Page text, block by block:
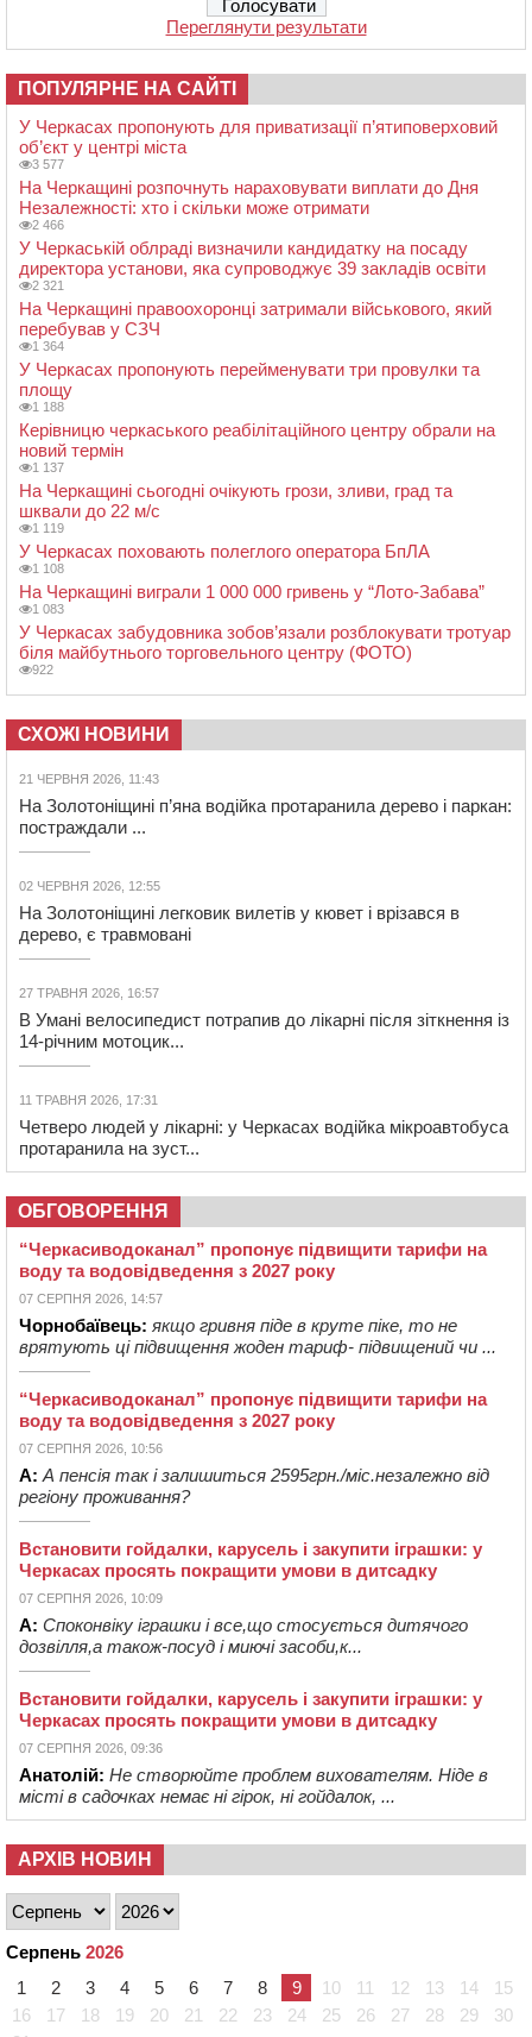
Переглянути результати
ПОПУЛЯРНЕ НА САЙТІ
У Черкасах пропонують для приватизації п’ятиповерховий
об’єкт у центрі міста
3 577
На Черкащині розпочнуть нараховувати виплати до Дня
Незалежності: хто і скільки може отримати
2 466
У Черкаській облраді визначили кандидатку на посаду
директора установи, яка супроводжує 39 закладів освіти
2 321
На Черкащині правоохоронці затримали військового, який
перебував у СЗЧ
1 364
У Черкасах пропонують перейменувати три провулки та
площу
1 188
Керівницю черкаського реабілітаційного центру обрали на
новий термін
1 137
На Черкащині сьогодні очікують грози, зливи, град та
шквали до 22 м/с
1 119
У Черкасах поховають полеглого оператора БпЛА
1 108
На Черкащині виграли 1 000 000 гривень у “Лото-Забава”
1 083
У Черкасах забудовника зобов’язали розблокувати тротуар
біля майбутнього торговельного центру (ФОТО)
922
СХОЖІ НОВИНИ
21 ЧЕРВНЯ 2026, 11:43
На Золотоніщині п’яна водійка протаранила дерево і паркан:
постраждали ...
02 ЧЕРВНЯ 2026, 12:55
На Золотоніщині легковик вилетів у кювет і врізався в
дерево, є травмовані
27 ТРАВНЯ 2026, 16:57
В Умані велосипедист потрапив до лікарні після зіткнення із
14-річним мотоцик...
11 ТРАВНЯ 2026, 17:31
Четверо людей у лікарні: у Черкасах водійка мікроавтобуса
протаранила на зуст...
ОБГОВОРЕННЯ
“Черкасиводоканал” пропонує підвищити тарифи на
воду та водовідведення з 2027 року
07 СЕРПНЯ 2026, 14:57
Чорнобаївець: якщо гривня піде в круте піке, то не
врятують ці підвищення жоден тариф- підвищений чи ...
“Черкасиводоканал” пропонує підвищити тарифи на
воду та водовідведення з 2027 року
07 СЕРПНЯ 2026, 10:56
А: А пенсія так і залишиться 2595грн./міс.незалежно від
регіону проживання?
Встановити гойдалки, карусель і закупити іграшки: у
Черкасах просять покращити умови в дитсадку
07 СЕРПНЯ 2026, 10:09
А: Споконвіку іграшки і все,що стосується дитячого
дозвілля,а також-посуд і миючі засоби,к...
Встановити гойдалки, карусель і закупити іграшки: у
Черкасах просять покращити умови в дитсадку
07 СЕРПНЯ 2026, 09:36
Анатолій: Не створюйте проблем вихователям. Ніде в
місті в садочках немає ні гірок, ні гойдалок, ...
АРХІВ НОВИН
Серпень 2026
1
2 3 4 5 6 7 8 9 10 11 12 13 14
15
16
17 18 19 20 21 22 23 24 25 26 27 28 29
30